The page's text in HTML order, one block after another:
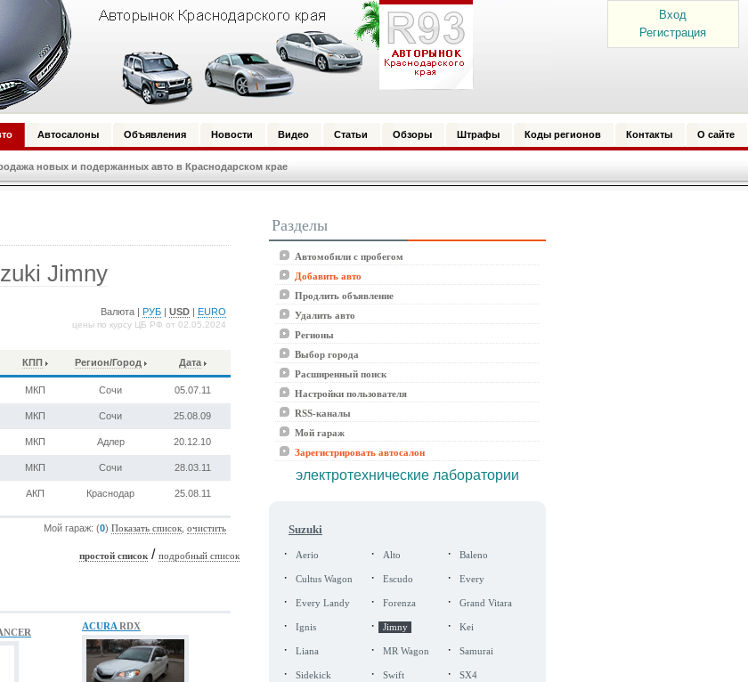
Вход
Регистрация
Автосалоны Объявления Новости Видео Статьи Обзоры Штрафы Коды регионов Контакты О сайте
новых и подержанных авто в Краснодарском крае
Jimny
Валюта | РУБ |USD EURO
цены по курсу ЦБ РФ от 02.05.2024
КПП Регион/Город Дата
МКП Сочи 05.07.11
МКП Сочи 25.08.09
МКП Адлер 20.12.10
МКП Сочи 28.03.11
АКП Краснодар 25.08.11
Мой гараж: (0)Показать список ,очистить
простой список /подробный список
ACURA RDX
Разделы
Автомобили с пробегом
Добавить авто
Продлить объявление
Удалить авто
Регионы
Выбор города
Расширенный поиск
Настройки пользователя
RSS-каналы
Мой гараж
Зарегистрировать автосалон
электротехнические лаборатории
Suzuki
· Aerio · Alto · Baleno
· Cultus Wagon · Escudo · Every
· Every Landy · Forenza · Grand Vitara
· Ignis · Jimny · Kei
· Liana · MR Wagon · Samurai
· Sidekick · Swift · SX4